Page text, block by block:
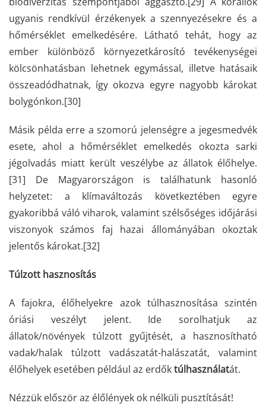
ugyanis rendkívül érzékenyek a szennyezésekre és a
hőmérséklet emelkedésére. Látható tehát, hogy az
ember különböző környezetkárosító tevékenységei
kölcsönhatásban lehetnek egymással, illetve hatásaik
összeadódhatnak, így okozva egyre nagyobb károkat
bolygónkon.[30]
Másik példa erre a szomorú jelenségre a jegesmedvék
esete, ahol a hőmérséklet emelkedés okozta sarki
jégolvadás miatt került veszélybe az állatok élőhelye.
[31] De Magyarországon is találhatunk hasonló
helyzetet: a klímaváltozás következtében egyre
gyakoribbá váló viharok, valamint szélsőséges időjárási
viszonyok számos faj hazai állományában okoztak
jelentős károkat.[32]
Túlzott hasznosítás
A fajokra, élőhelyekre azok túlhasznosítása szintén
óriási veszélyt jelent. Ide sorolhatjuk az
állatok/növények túlzott gyűjtését, a hasznosítható
vadak/halak túlzott vadászatát-halászatát, valamint
élőhelyek esetében például az erdőktúlhasználatát.
Nézzük először az élőlények ok nélküli pusztítását!